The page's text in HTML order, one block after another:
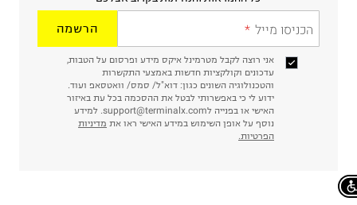
הכניסו מייל הרשמה
אני רוצה לקבל מטרמינל איקס מידע ופרסום על הטבות,
עדכונים וקולקציות חדשות באמצעי התקשרות
והטכנולוגיה השונים כגון: דוא"ל/ סמס/ וואטסאפ ועוד.
ידוע לי כי באפשרותי לבטל את ההסכמה בכל עת באיזור
האישי או בפנייה לsupport@terminalx.com. למידע
נוסף על אופן השימוש במידע האישי ראו את מדיניות
הפרטיות.